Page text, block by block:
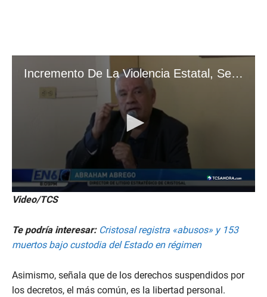
Video/TCS
Te podría interesar: Cristosal registra «abusos» y 153
muertos bajo custodia del Estado en régimen
Asimismo, señala que de los derechos suspendidos por
los decretos, el más común, es la libertad personal.